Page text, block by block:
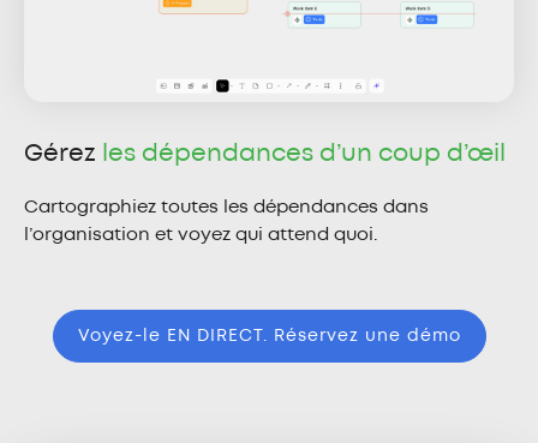
Gérez les dépendances d’un coup d’œil
Cartographiez toutes les dépendances dans
l’organisation et voyez qui attend quoi.
Voyez-le EN DIRECT. Réservez une démo